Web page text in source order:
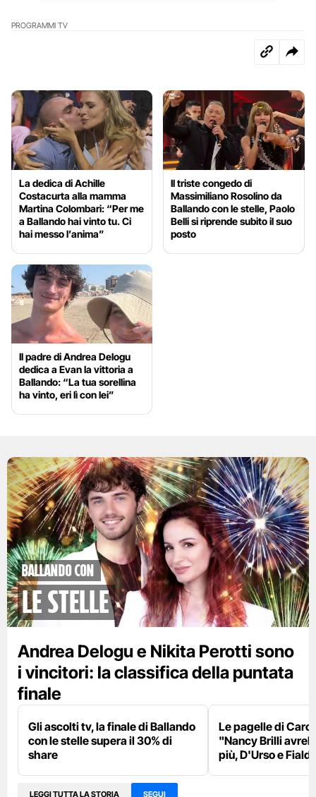
PROGRAMMI TV
La dedica di Achille
Costacurta alla mamma
Martina Colombari: “Per me
a Ballando hai vinto tu. Ci
hai messo l’anima”
Il triste congedo di
Massimiliano Rosolino da
Ballando con le stelle, Paolo
Belli si riprende subito il suo
posto
Il padre di Andrea Delogu
dedica a Evan la vittoria a
Ballando: “La tua sorellina
ha vinto, eri lì con lei”
Ballando con
le Stelle
Andrea Delogu e Nikita Perotti sono
i vincitori: la classifica della puntata
finale
Gli ascolti tv, la finale di Ballando
con le stelle supera il 30% di
share
Le pagelle di
"Nancy Brilli
più, D'Urso e
LEGGI TUTTA LA STORIA SEGUI